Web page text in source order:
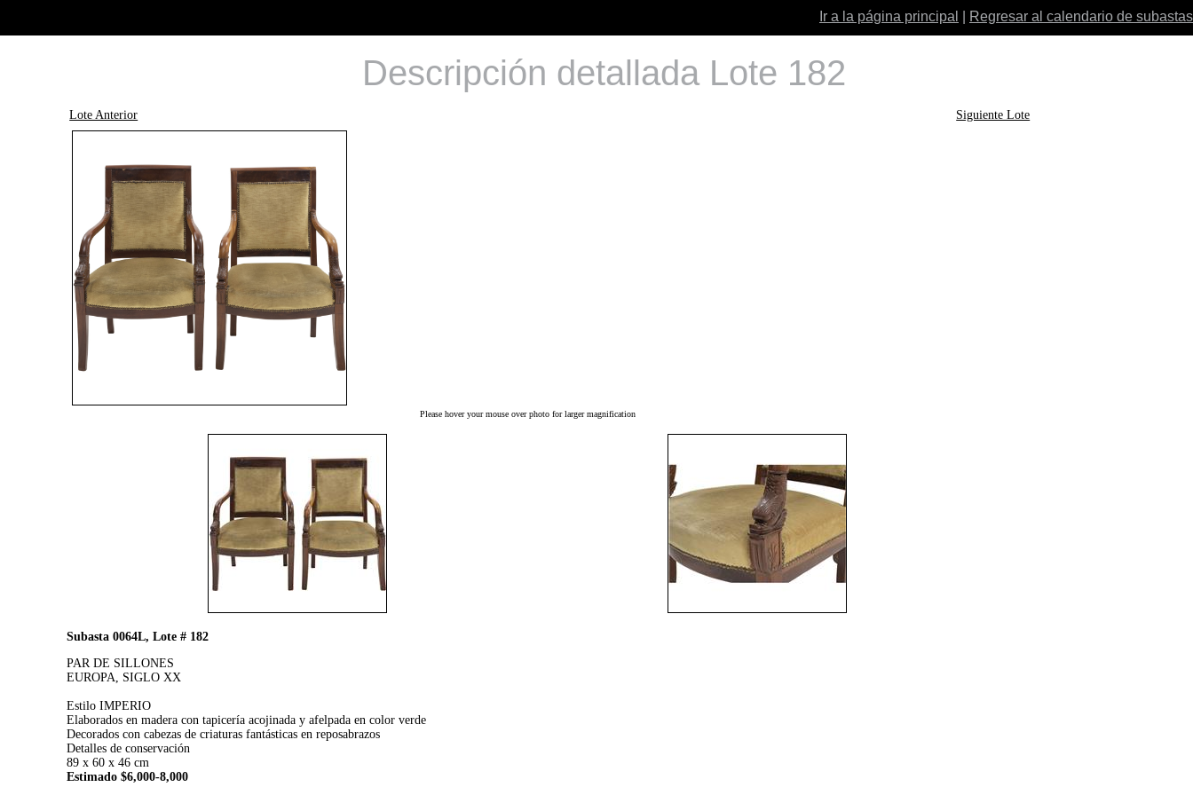
Ir a la página principal Regresar al calendario de subastas
Descripción detallada Lote 182
Lote Anterior Siguiente Lote
Please hover your mouse over photo for larger magnification
Subasta 0064L, Lote # 182
PAR DE SILLONES
EUROPA, SIGLO XX
Estilo IMPERIO
Elaborados en madera con tapicería acojinada y afelpada en color verde
Decorados con cabezas de criaturas fantásticas en reposabrazos
Detalles de conservación
89 x 60 x 46 cm
Estimado $6,000-8,000